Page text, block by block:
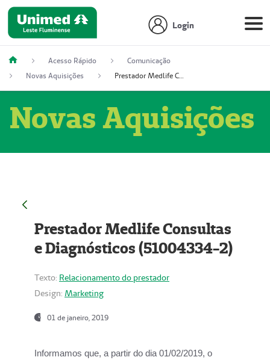
Login
Acesso Rápido
Comunicação
Novas Aquisições
Prestador Medlife Consultas e Diagnósticos (51004334-2)
Novas Aquisições
Prestador Medlife Consultas
e Diagnósticos (51004334-2)
Texto: Relacionamento do prestador
Design: Marketing
01 de janeiro, 2019
Informamos que, a partir do dia 01/02/2019, o